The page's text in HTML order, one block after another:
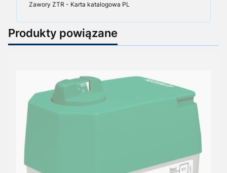
Zawory ZTR - Karta katalogowa PL
Produkty powiązane